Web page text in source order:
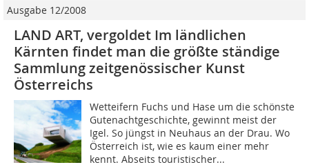
Ausgabe 12/2008
LAND ART, vergoldet Im ländlichen
Kärnten findet man die größte ständige
Sammlung zeitgenössischer Kunst
Österreichs
Wetteifern Fuchs und Hase um die schönste
Gutenachtgeschichte, gewinnt meist der
Igel. So jüngst in Neuhaus an der Drau. Wo
Österreich ist, wie es kaum einer mehr
kennt. Abseits touristischer...